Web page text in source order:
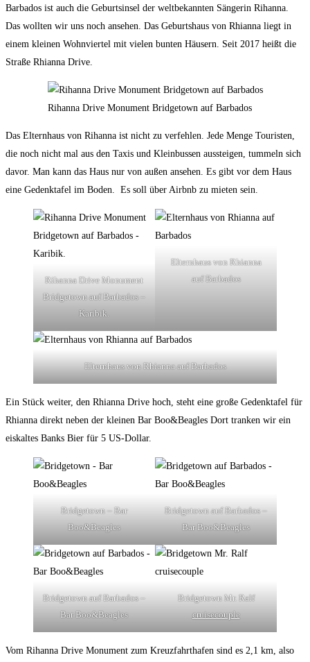
Barbados ist auch die Geburtsinsel der weltbekannten Sängerin Rihanna.
Das wollten wir uns noch ansehen. Das Geburtshaus von Rhianna liegt in
einem kleinen Wohnviertel mit vielen bunten Häusern. Seit 2017 heißt die
Straße Rhianna Drive.
Rihanna Drive Monument Bridgetown auf Barbados
Das Elternhaus von Rihanna ist nicht zu verfehlen. Jede Menge Touristen,
die noch nicht mal aus den Taxis und Kleinbussen aussteigen, tummeln sich
davor. Man kann das Haus nur von außen ansehen. Es gibt vor dem Haus
eine Gedenktafel im Boden. Es soll über Airbnb zu mieten sein.
Rihanna Drive Monument
Bridgetown auf Barbados –
Karibik.
Elternhaus von Rhianna
auf Barbados
Elternhaus von Rhianna auf Barbados
Ein Stück weiter, den Rhianna Drive hoch, steht eine große Gedenktafel für
Rhianna direkt neben der kleinen Bar Boo&Beagles Dort tranken wir ein
eiskaltes Banks Bier für 5 US-Dollar.
Bridgetown – Bar
Boo&Beagles
Bridgetown auf Barbados –
Bar Boo&Beagles
Bridgetown auf Barbados –
Bar Boo&Beagles
Bridgetown Mr. Ralf
cruisecouple
Vom Rihanna Drive Monument zum Kreuzfahrthafen sind es 2,1 km, also